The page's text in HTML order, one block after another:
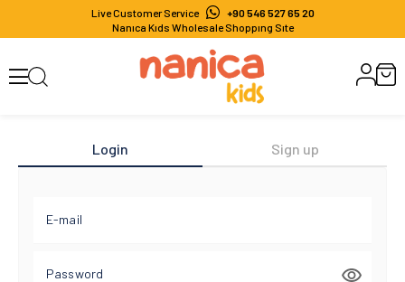
Live Customer Service
+90 546 527 65 20
Nanıca Kıds Wholesale Shoppıng Sıte
Login Sign up
E-mail
Password